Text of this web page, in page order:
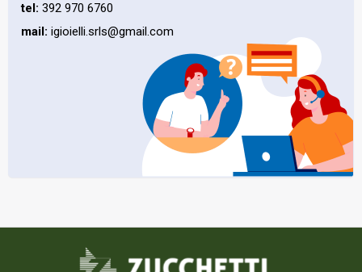
tel: 392 970 6760
mail: igioielli.srls@gmail.com